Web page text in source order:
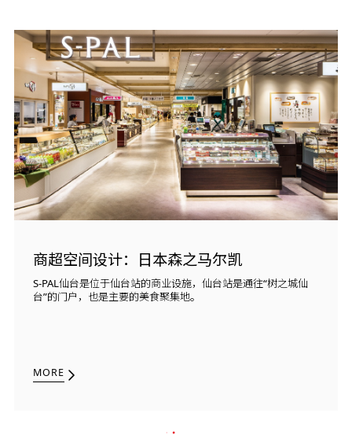
商超空间设计：日本森之马尔凯
S-PAL仙台是位于仙台站的商业设施，仙台站是通往“树之城仙
台”的门户，也是主要的美食聚集地。
MORE